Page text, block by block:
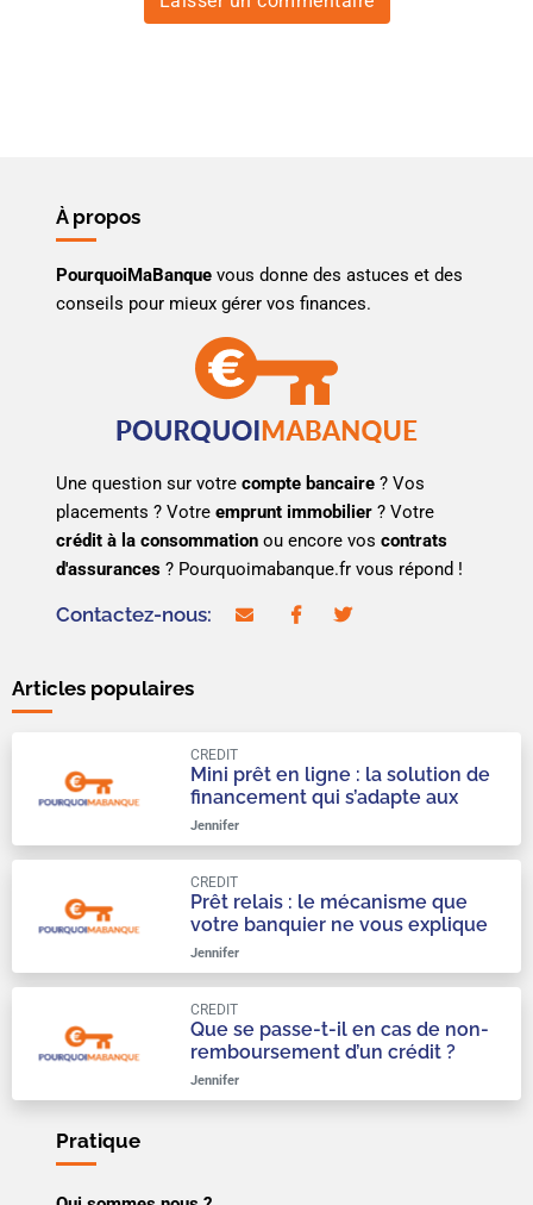
À propos
PourquoiMaBanque vous donne des astuces et des
conseils pour mieux gérer vos finances.
Une question sur votrecompte bancaire ? Vos
placements ? Votreemprunt immobilier ? Votre
crédit à la consommation ou encore voscontrats
d'assurances ? Pourquoimabanque.fr vous répond !
Contactez-nous: contact@pourquoimabanque.fr
facebooktwitter
Articles populaires
Mini prêt en ligne : la solution de
financement qui s’adapte aux
urgences du quotidien
CREDIT
Jennifer
Prêt relais : le mécanisme que
votre banquier ne vous explique
qu’à moitié
CREDIT
Jennifer
Que se passe-t-il en cas de non-
remboursement d’un crédit ?
CREDIT
Jennifer
Pratique